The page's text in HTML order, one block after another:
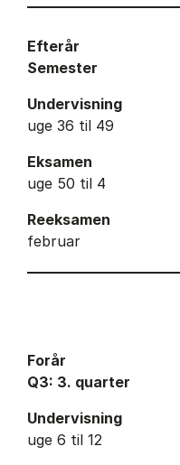
Efterår
Semester
Undervisning
uge 36 til 49
Eksamen
uge 50 til 4
Reeksamen
februar
Forår
Q3: 3. quarter
Undervisning
uge 6 til 12